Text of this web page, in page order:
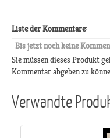
Liste der Kommentare:
Bis jetzt noch keine
Sie müssen dieses Produkt
Kommentar abgeben zu
Verwandte